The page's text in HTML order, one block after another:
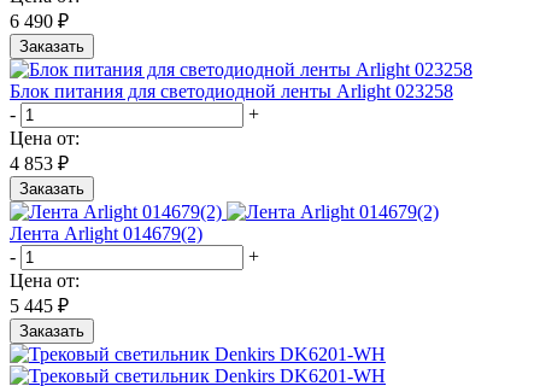
6 490 ₽
Заказать
Блок питания для светодиодной ленты Arlight 023258
-
+
Цена от:
4 853 ₽
Заказать
Лента Arlight 014679(2)
-
+
Цена от:
5 445 ₽
Заказать